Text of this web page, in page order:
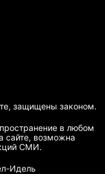
защищены законом.
в любом
сайте, возможна
СМИ.
Идель